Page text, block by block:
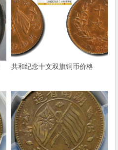
共和纪念十文双旗铜币价格